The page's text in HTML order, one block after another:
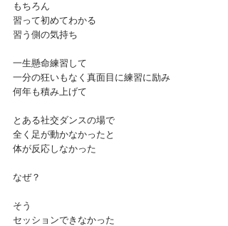
もちろん
習って初めてわかる
習う側の気持ち
一生懸命練習して
一分の狂いもなく真面目に練習に励み
何年も積み上げて
とある社交ダンスの場で
全く足が動かなかったと
体が反応しなかった
なぜ？
そう
セッションできなかった